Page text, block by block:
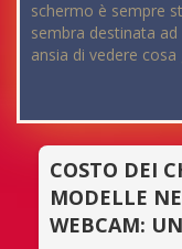
schermo è sempre
sembra destinata
ansia di vedere
COSTO DEI
MODELLE
WEBCAM: